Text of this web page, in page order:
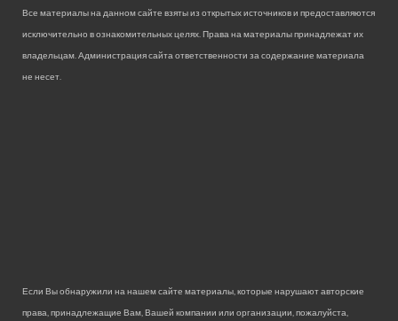
Все материалы на данном сайте взяты из открытых источников и предоставляются
исключительно в ознакомительных целях. Права на материалы принадлежат их
владельцам. Администрация сайта ответственности за содержание материала
не несет.
Если Вы обнаружили на нашем сайте материалы, которые нарушают авторские
права, принадлежащие Вам, Вашей компании или организации, пожалуйста,